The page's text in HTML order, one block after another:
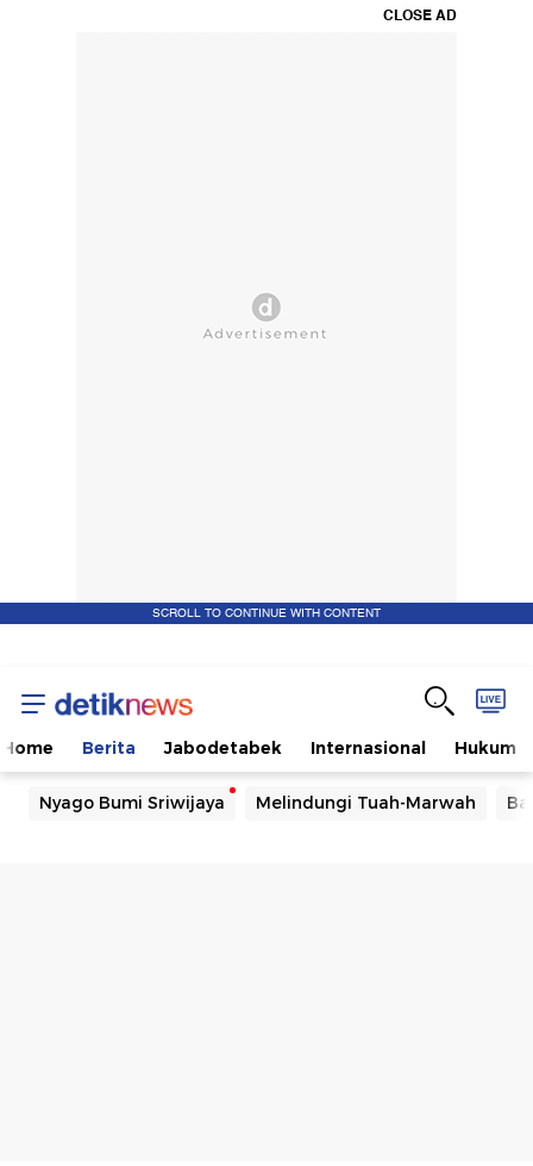
CLOSE AD
SCROLL TO CONTINUE WITH CONTENT
Home Berita Jabodetabek Internasional Hukum
Nyago Bumi Sriwijaya Melindungi Tuah-Marwah